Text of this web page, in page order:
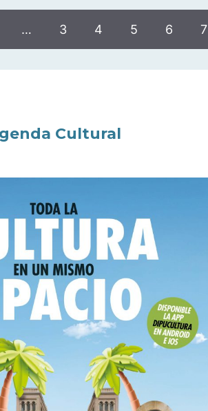
… 3 4 5 6 7
Cultural